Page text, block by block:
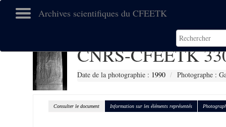
Archives scientifiques du CFEETK
CNRS-CFEETK
Date de la photographie : 1990 Photographe :
Consulter le document Information sur les éléments représentés